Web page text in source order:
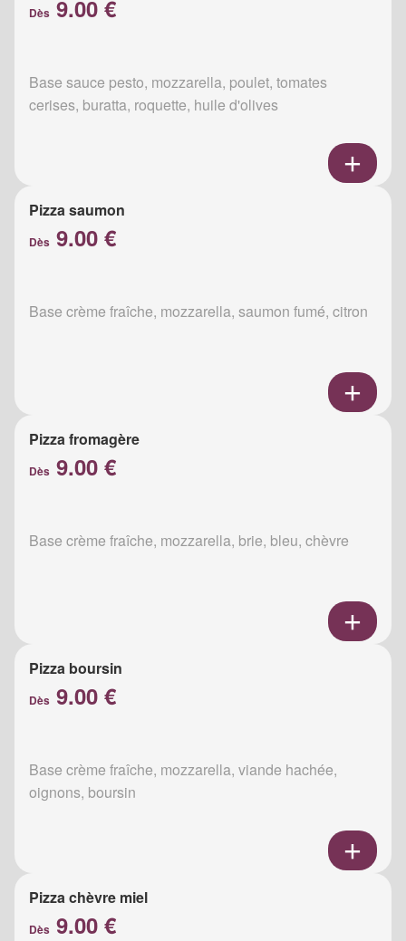
Dès 9.00 €
Base sauce pesto, mozzarella, poulet, tomates
cerises, buratta, roquette, huile d'olives
Pizza saumon
Dès 9.00 €
Base crème fraîche, mozzarella, saumon fumé, citron
Pizza fromagère
Dès 9.00 €
Base crème fraîche, mozzarella, brie, bleu, chèvre
Pizza boursin
Dès 9.00 €
Base crème fraîche, mozzarella, viande hachée,
oignons, boursin
Pizza chèvre miel
Dès 9.00 €